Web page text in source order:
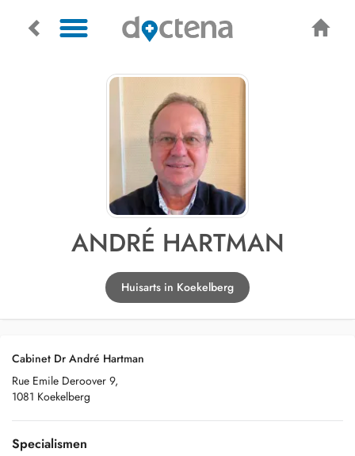
ANDRÉ HARTMAN
Huisarts in Koekelberg
Cabinet Dr André Hartman
Rue Emile Deroover 9,
1081 Koekelberg
Specialismen